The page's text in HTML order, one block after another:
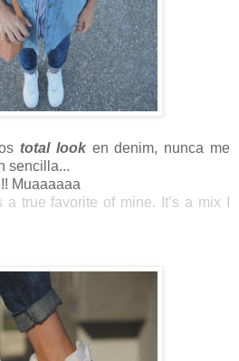
total looken denim, nunca me
sencilla...
Muaaaaaa
true favorite of mine. It’s a mix I